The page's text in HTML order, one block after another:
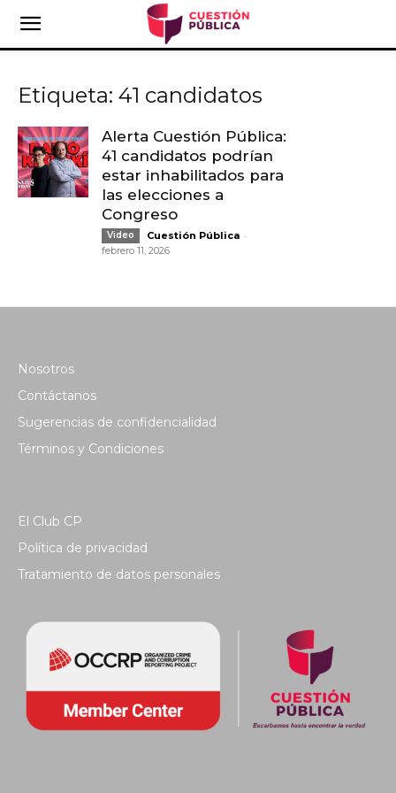
Etiqueta: 41 candidatos
Alerta Cuestión Pública:
41 candidatos podrían
estar inhabilitados para
las elecciones a
Congreso
Video Cuestión Pública -
febrero 11, 2026
Nosotros
Contáctanos
Sugerencias de confidencialidad
Términos y Condiciones
El Club CP
Política de privacidad
Tratamiento de datos personales